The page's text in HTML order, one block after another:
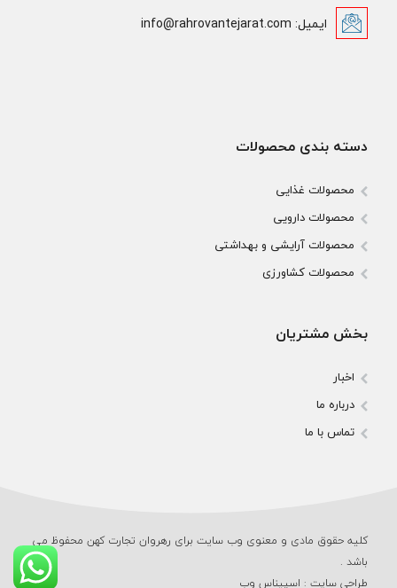
ایمیل: info@rahrovantejarat.com
دسته بندی محصولات
محصولات غذایی
محصولات دارویی
محصولات آرایشی و بهداشتی
محصولات کشاورزی
بخش مشتریان
اخبار
درباره ما
تماس با ما
کلیه حقوق مادی و معنوی وب‌ سایت برای رهروان تجارت کهن محفوظ می‌
باشد .
طراحی سایت: اسپیناس وب